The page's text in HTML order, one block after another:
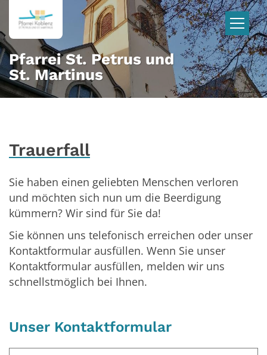
Zum Inhalt springen
Pfarrei St. Petrus und
St. Martinus
Trauerfall
Sie haben einen geliebten Menschen verloren
und möchten sich nun um die Beerdigung
kümmern? Wir sind für Sie da!
Sie können uns telefonisch erreichen oder unser
Kontaktformular ausfüllen. Wenn Sie unser
Kontaktformular ausfüllen, melden wir uns
schnellstmöglich bei Ihnen.
Unser Kontaktformular